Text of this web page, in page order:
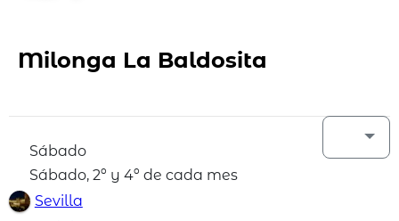
Milonga La Baldosita
Sábado
Sábado, 2º y 4º de cada mes
Sevilla